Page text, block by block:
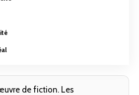
de fiction. Les